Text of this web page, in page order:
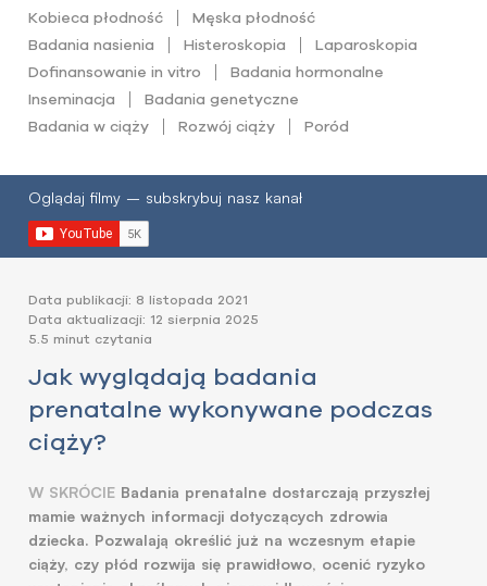
Kobieca płodność
Męska płodność
Badania nasienia
Histeroskopia
Laparoskopia
Dofinansowanie in vitro
Badania hormonalne
Inseminacja
Badania genetyczne
Badania w ciąży
Rozwój ciąży Poród
Oglądaj filmy – subskrybuj nasz kanał
Data publikacji: 8 listopada 2021
Data aktualizacji: 12 sierpnia 2025
5.5 minut czytania
Jak wyglądają badania
prenatalne wykonywane podczas
ciąży?
W SKRÓCIE Badania prenatalne dostarczają przyszłej
mamie ważnych informacji dotyczących zdrowia
dziecka. Pozwalają określić już na wczesnym etapie
ciąży, czy płód rozwija się prawidłowo, ocenić ryzyko